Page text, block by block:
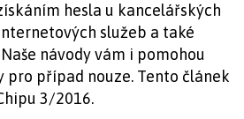
hesla u kancelářských
služeb a také
návody vám i pomohou
pro případ nouze. Tento článek
3/2016.